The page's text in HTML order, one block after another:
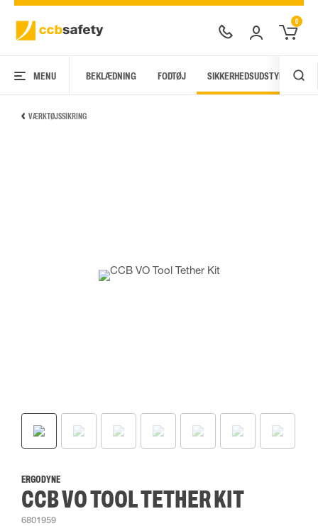
0
MENU BEKLÆDNING FODTØJ SIKKERHEDSUDSTYR
VÆRKTØJSSIKRING
ERGODYNE
CCB VO TOOL TETHER KIT
6801959